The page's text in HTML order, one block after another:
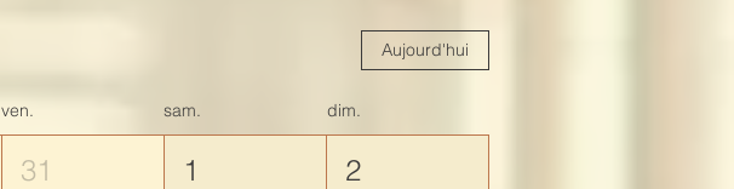
Aujourd'hui
ven. sam. dim.
31 1 2